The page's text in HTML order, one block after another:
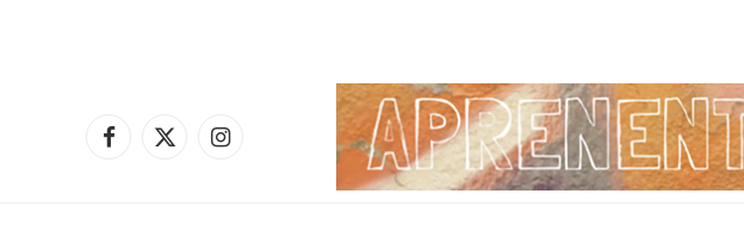
Facebook
X
Instagram